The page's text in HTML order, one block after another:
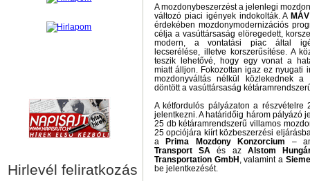
Hirlevél feliratkozás
A mozdonybeszerzést a jelenlegi
változó piaci igények indokolták. A MÁV
érdekében mozdonymodernizációs
célja a vasúttársaság elöregedett,
modern, a vontatási piac által
lecserélése, illetve korszerűsítése. A
teszik lehetővé, hogy egy vonat a
miatt álljon. Fokozottan igaz ez nyugati
mozdonyváltás nélkül közlekednek a
döntött a vasúttársaság
A kétfordulós pályázaton a részvételre
jelentkezni. A határidőig három pályázó
25 db kétáramrendszerű villamos
25 opciójára kiírt közbeszerzési
a
Prima Mozdony Konzorcium
–
Transport SA és az Alstom
Transportation GmbH , valamint a
be jelentkezését.